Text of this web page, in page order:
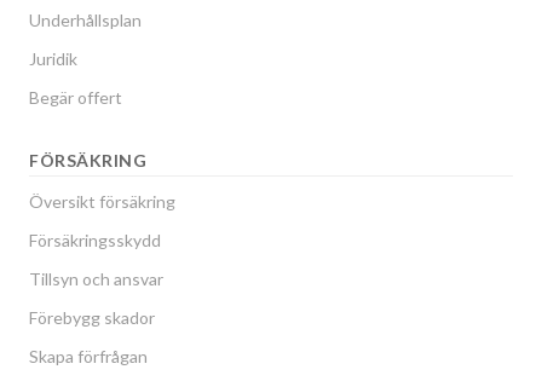
Underhållsplan
Juridik
Begär offert
FÖRSÄKRING
Översikt försäkring
Försäkringsskydd
Tillsyn och ansvar
Förebygg skador
Skapa förfrågan